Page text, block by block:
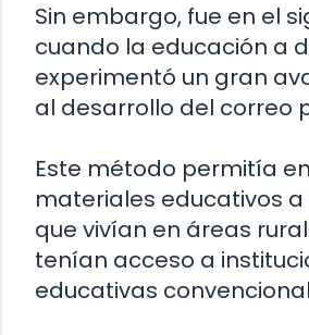
Sin embargo, fue en el
cuando la educación a
experimentó un gran
al desarrollo del correo
Este método permitía
materiales educativos
que vivían en áreas
tenían acceso a
educativas